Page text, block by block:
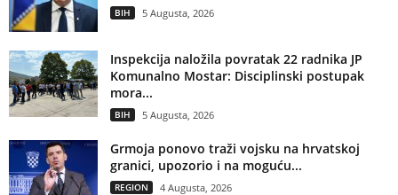
BIH 5 Augusta, 2026
Inspekcija naložila povratak 22 radnika JP
Komunalno Mostar: Disciplinski postupak
mora...
BIH 5 Augusta, 2026
Grmoja ponovo traži vojsku na hrvatskoj
granici, upozorio i na moguću...
REGION 4 Augusta, 2026